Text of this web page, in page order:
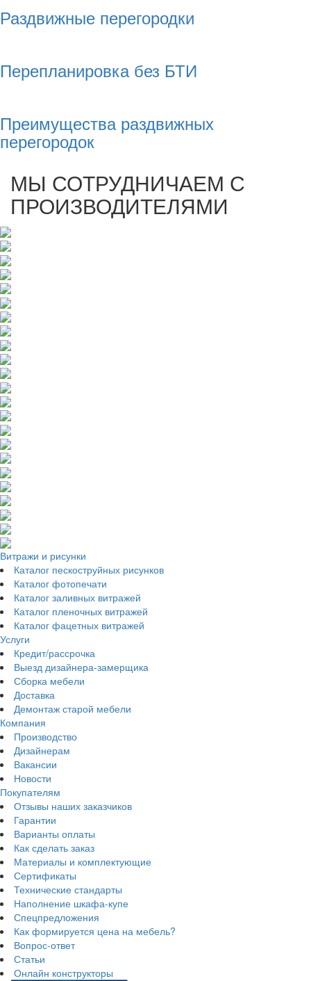
Раздвижные перегородки
Перепланировка без БТИ
Преимущества раздвижных
перегородок
МЫ СОТРУДНИЧАЕМ С
ПРОИЗВОДИТЕЛЯМИ
Витражи и рисунки
Каталог пескоструйных рисунков
Каталог фотопечати
Каталог заливных витражей
Каталог пленочных витражей
Каталог фацетных витражей
Услуги
Кредит/рассрочка
Выезд дизайнера-замерщика
Сборка мебели
Доставка
Демонтаж старой мебели
Компания
Производство
Дизайнерам
Вакансии
Новости
Покупателям
Отзывы наших заказчиков
Гарантии
Варианты оплаты
Как сделать заказ
Материалы и комплектующие
Сертификаты
Технические стандарты
Наполнение шкафа-купе
Спецпредложения
Как формируется цена на мебель?
Вопрос-ответ
Статьи
Онлайн конструкторы